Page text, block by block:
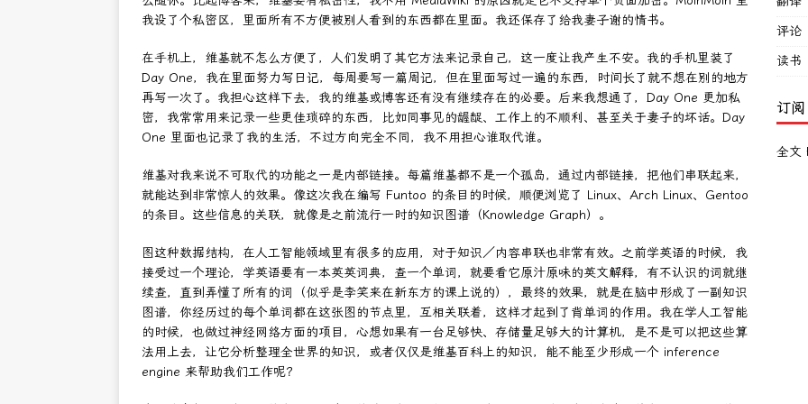
我设了个私密区，里面所有不方便被别人看到的东西都在里面。我还保存了给我妻子谢的情书。
在手机上，维基就不怎么方便了，人们发明了其它方法来记录自己，这一度让我产生不安。我的手机里装了
Day One，我在里面努力写日记，每周要写一篇周记，但在里面写过一遍的东西，时间长了就不想在别的地方
再写一次了。我担心这样下去，我的维基或博客还有没有继续存在的必要。后来我想通了，Day One 更加私
密，我常常用来记录一些更佳琐碎的东西，比如同事见的龌龊、工作上的不顺利、甚至关于妻子的坏话。Day
One 里面也记录了我的生活，不过方向完全不同，我不用担心谁取代谁。
维基对我来说不可取代的功能之一是内部链接。每篇维基都不是一个孤岛，通过内部链接，把他们串联起来，
就能达到非常惊人的效果。像这次我在编写 Funtoo 的条目的时候，顺便浏览了 Linux、Arch Linux、Gentoo
的条目。这些信息的关联，就像是之前流行一时的知识图谱（Knowledge Graph）。
图这种数据结构，在人工智能领域里有很多的应用，对于知识／内容串联也非常有效。之前学英语的时候，我
接受过一个理论，学英语要有一本英英词典，查一个单词，就要看它原汁原味的英文解释，有不认识的词就继
续查，直到弄懂了所有的词（似乎是李笑来在新东方的课上说的），最终的效果，就是在脑中形成了一副知识
图谱，你经历过的每个单词都在这张图的节点里，互相关联着，这样才起到了背单词的作用。我在学人工智能
的时候，也做过神经网络方面的项目，心想如果有一台足够快、存储量足够大的计算机，是不是可以把这些算
法用上去，让它分析整理全世界的知识，或者仅仅是维基百科上的知识，能不能至少形成一个 inference
engine 来帮助我们工作呢？
评论
读书
订阅
全文